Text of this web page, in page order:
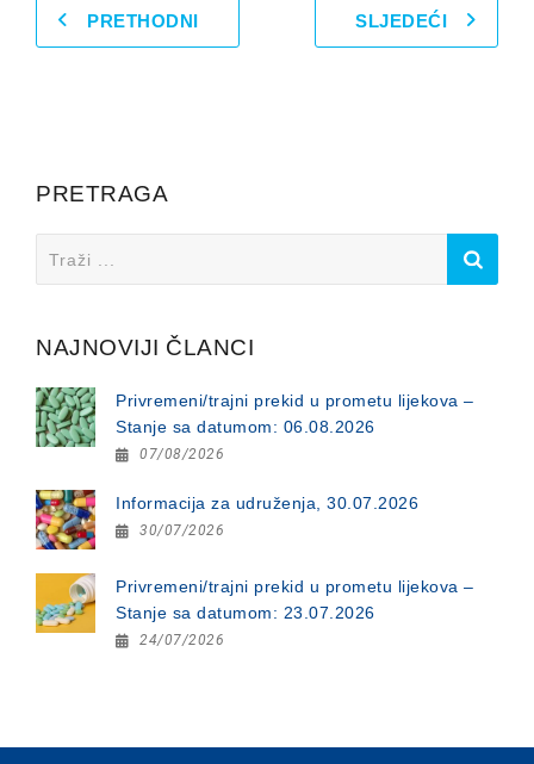
PRETHODNI SLJEDEĆI
PRETRAGA
for:
NAJNOVIJI ČLANCI
Privremeni/trajni prekid u prometu lijekova –
Stanje sa datumom: 06.08.2026
07/08/2026
Informacija za udruženja, 30.07.2026
30/07/2026
Privremeni/trajni prekid u prometu lijekova –
Stanje sa datumom: 23.07.2026
24/07/2026